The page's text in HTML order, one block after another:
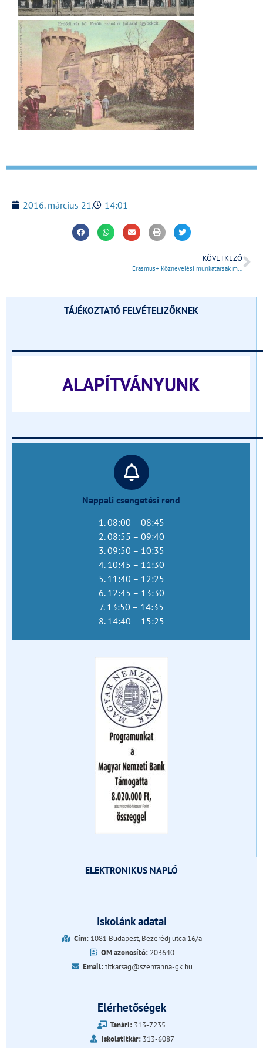
2016. március 21. 14:01
KÖVETKEZŐ
Erasmus+ Köznevelési munkatársak mobilitása
TÁJÉKOZTATÓ FELVÉTELIZŐKNEK
ALAPÍTVÁNYUNK
Nappali csengetési rend
1. 08:00 – 08:45
2. 08:55 – 09:40
3. 09:50 – 10:35
4. 10:45 – 11:30
5. 11:40 – 12:25
6. 12:45 – 13:30
7. 13:50 – 14:35
8. 14:40 – 15:25
ELEKTRONIKUS NAPLÓ
Iskolánk adatai
Cím:1081 Budapest, Bezerédj utca 16/a
OM azonosító: 203640
Email:titkarsag@szentanna-gk.hu
Elérhetőségek
Tanári: 313-7235
Iskolatitkár:313-6087